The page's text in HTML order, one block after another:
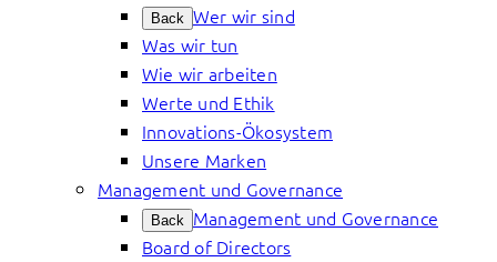
Back Wer wir sind
Was wir tun
Wie wir arbeiten
Werte und Ethik
Innovations-Ökosystem
Unsere Marken
Management und Governance
Back Management und Governance
Board of Directors